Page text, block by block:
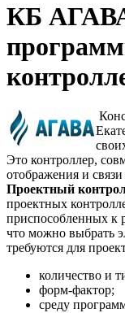
КБ АГАВА
Это контроллер,
отображения и
Проектный
проектных
приспособленных к
что можно выбрать
требуются для
количество и
форм-фактор;
среду